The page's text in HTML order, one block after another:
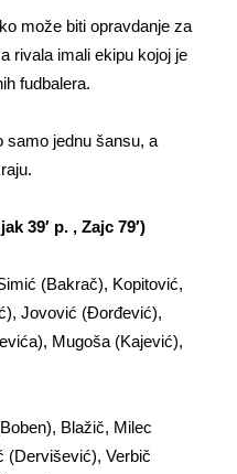
može biti opravdanje za
rivala imali ekipu kojoj je
fudbalera.
samo jednu šansu, a
39′ p. , Zajc 79′)
(Bakrač), Kopitović,
Jovović (Đorđević),
Mugoša (Kajević),
Blažič, Milec
(Dervišević), Verbič